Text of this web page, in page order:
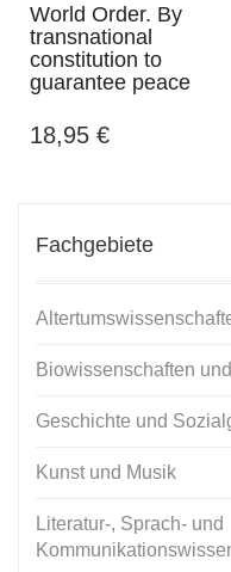
World Order. By
transnational
constitution to
guarantee peace
18,95 €
Fachgebiete
Biowissenschaften
Geschichte und
Kunst und Musik
Literatur-, Sprach- und